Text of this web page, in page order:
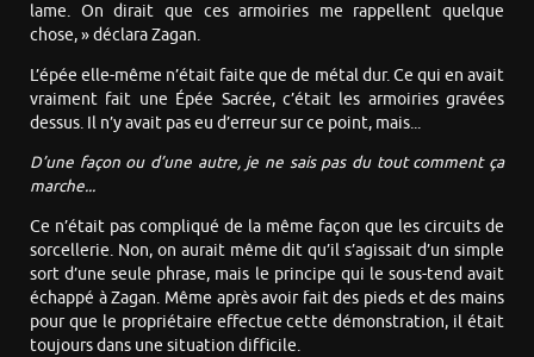
lame. On dirait que ces armoiries me rappellent quelque
chose, » déclara Zagan.
L’épée elle-même n’était faite que de métal dur. Ce qui en avait
vraiment fait une Épée Sacrée, c’était les armoiries gravées
dessus. Il n’y avait pas eu d’erreur sur ce point, mais...
D’une façon ou d’une autre, je ne sais pas du tout comment ça
marche...
Ce n’était pas compliqué de la même façon que les circuits de
sorcellerie. Non, on aurait même dit qu’il s’agissait d’un simple
sort d’une seule phrase, mais le principe qui le sous-tend avait
échappé à Zagan. Même après avoir fait des pieds et des mains
pour que le propriétaire effectue cette démonstration, il était
toujours dans une situation difficile.